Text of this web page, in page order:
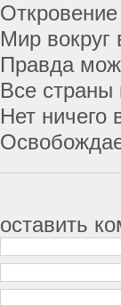
Мир вокруг
Правда
Все страны
Нет ничего
оставить